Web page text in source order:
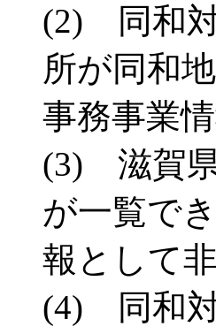
(2) 同和対
所が同和
事務事業
(3) 滋賀県
が一覧で
報として
(4) 同和対